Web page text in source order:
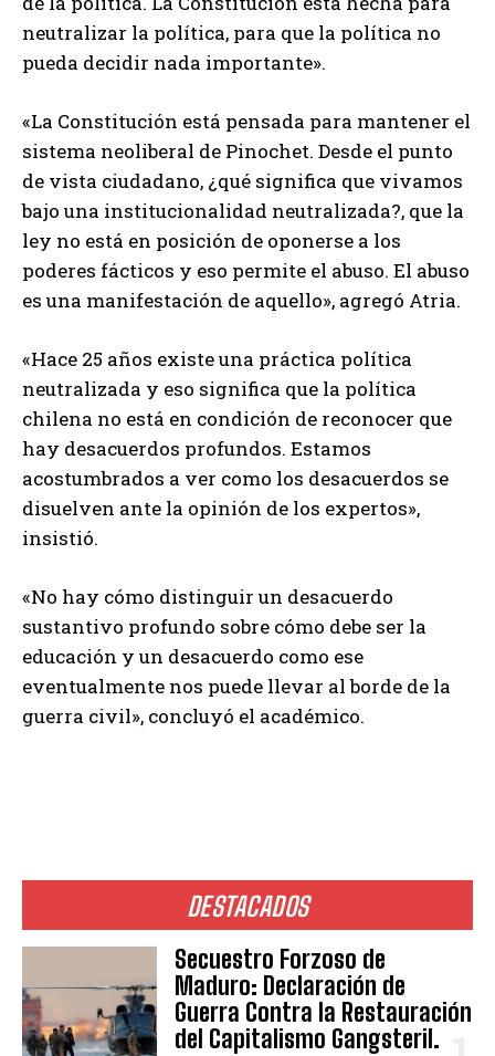
DESTACADOS
Secuestro Forzoso de
Maduro: Declaración de
Guerra Contra la Restauración
del Capitalismo Gangsteril.
neutralizar la política, para que la política no
pueda decidir nada importante».
«La Constitución está pensada para mantener el
sistema neoliberal de Pinochet. Desde el punto
de vista ciudadano, ¿qué significa que vivamos
bajo una institucionalidad neutralizada?, que la
ley no está en posición de oponerse a los
poderes fácticos y eso permite el abuso. El abuso
es una manifestación de aquello», agregó Atria.
«Hace 25 años existe una práctica política
neutralizada y eso significa que la política
chilena no está en condición de reconocer que
hay desacuerdos profundos. Estamos
acostumbrados a ver como los desacuerdos se
disuelven ante la opinión de los expertos»,
insistió.
«No hay cómo distinguir un desacuerdo
sustantivo profundo sobre cómo debe ser la
educación y un desacuerdo como ese
eventualmente nos puede llevar al borde de la
guerra civil», concluyó el académico.